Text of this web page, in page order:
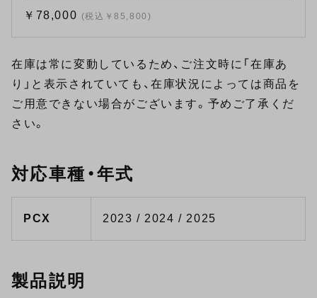
￥78,000 (税込￥85,800)
在庫は常に変動しているため、ご注文時に「在庫あ
り」と表示されていても、在庫状況によっては商品を
ご用意できない場合がございます。予めご了承くだ
さい。
対応車種・年式
PCX 2023 / 2024 / 2025
製品説明